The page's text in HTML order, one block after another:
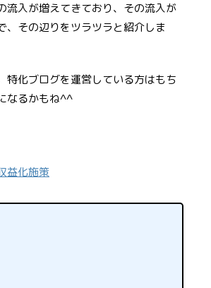
流入が増えてきており、その流入が
その辺りをツラツラと紹介しま
特化ブログを運営している方はもち
なるかもね^^
益化施策